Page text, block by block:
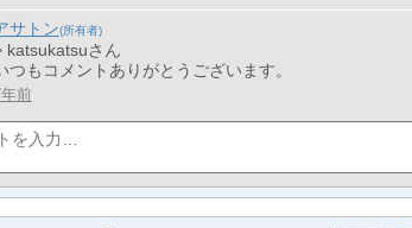
サトン
katsukatsuさん
つもコメントありがとうございます。
前